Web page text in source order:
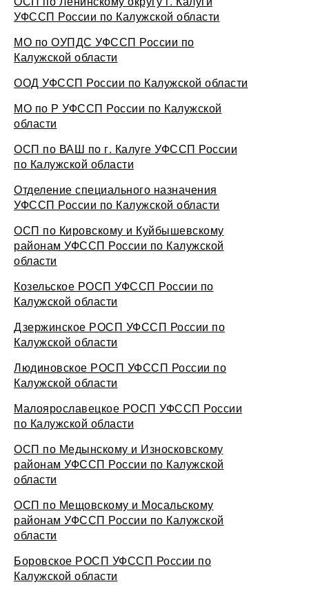
УФССП России по Калужской области
МО по ОУПДС УФССП России по
Калужской области
ООД УФССП России по Калужской области
МО по Р УФССП России по Калужской
области
ОСП по ВАШ по г. Калуге УФССП России
по Калужской области
Отделение специального назначения
УФССП России по Калужской области
ОСП по Кировскому и Куйбышевскому
районам УФССП России по Калужской
области
Козельское РОСП УФССП России по
Калужской области
Дзержинское РОСП УФССП России по
Калужской области
Людиновское РОСП УФССП России по
Калужской области
Малоярославецкое РОСП УФССП России
по Калужской области
ОСП по Медынскому и Износковскому
районам УФССП России по Калужской
области
ОСП по Мещовскому и Мосальскому
районам УФССП России по Калужской
области
Боровское РОСП УФССП России по
Калужской области